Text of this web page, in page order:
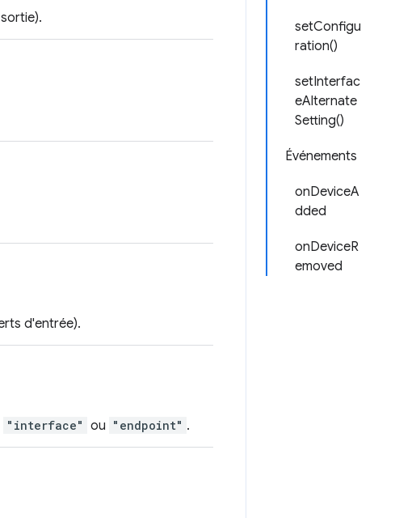
setConfigu
ration()
setInterfac
eAlternate
Setting()
Événements
onDeviceA
dded
onDeviceR
emoved
d'entrée).
"interface" ou "endpoint" .